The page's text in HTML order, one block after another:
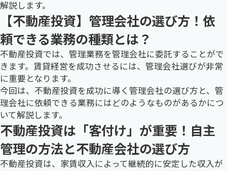
解説します。
【不動産投資】管理会社の選び方！依
頼できる業務の種類とは？
不動産投資では、管理業務を管理会社に委託することがで
きます。賃貸経営を成功させるには、管理会社選びが非常
に重要となります。
今回は、不動産投資を成功に導く管理会社の選び方と、管
理会社に依頼できる業務にはどのようなものがあるかにつ
いて解説します。
不動産投資は「客付け」が重要！自主
管理の方法と不動産会社の選び方
不動産投資は、家賃収入によって継続的に安定した収入が